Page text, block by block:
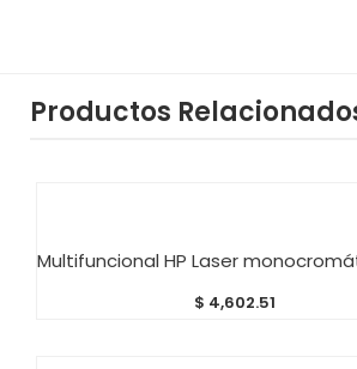
Productos
Multifuncional HP Laser
$ 4,602.51